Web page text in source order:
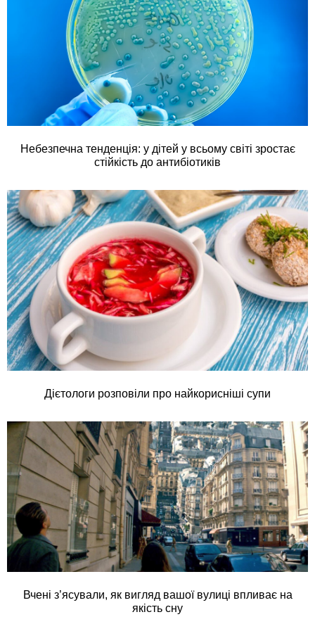
Небезпечна тенденція: у дітей у всьому світі зростає
стійкість до антибіотиків
Дієтологи розповіли про найкорисніші супи
Вчені з’ясували, як вигляд вашої вулиці впливає на
якість сну